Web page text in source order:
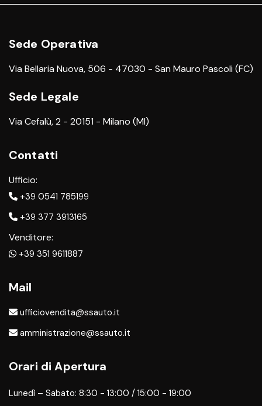
Sede Operativa
Via Bellaria Nuova, 506 - 47030 - San Mauro Pascoli (FC)
Sede Legale
Via Cefalù, 2 - 20151 - Milano (MI)
Contatti
Ufficio:
+39 0541 785199
+39 377 3913165
Venditore:
+39 351 9611887
Mail
ufficiovendita@ssauto.it
amministrazione@ssauto.it
Orari di Apertura
Lunedì – Sabato: 8:30 - 13:00 / 15:00 - 19:00